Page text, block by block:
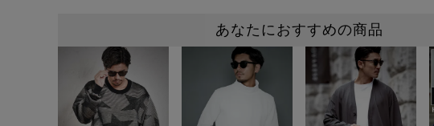
あなたにおすすめの商品